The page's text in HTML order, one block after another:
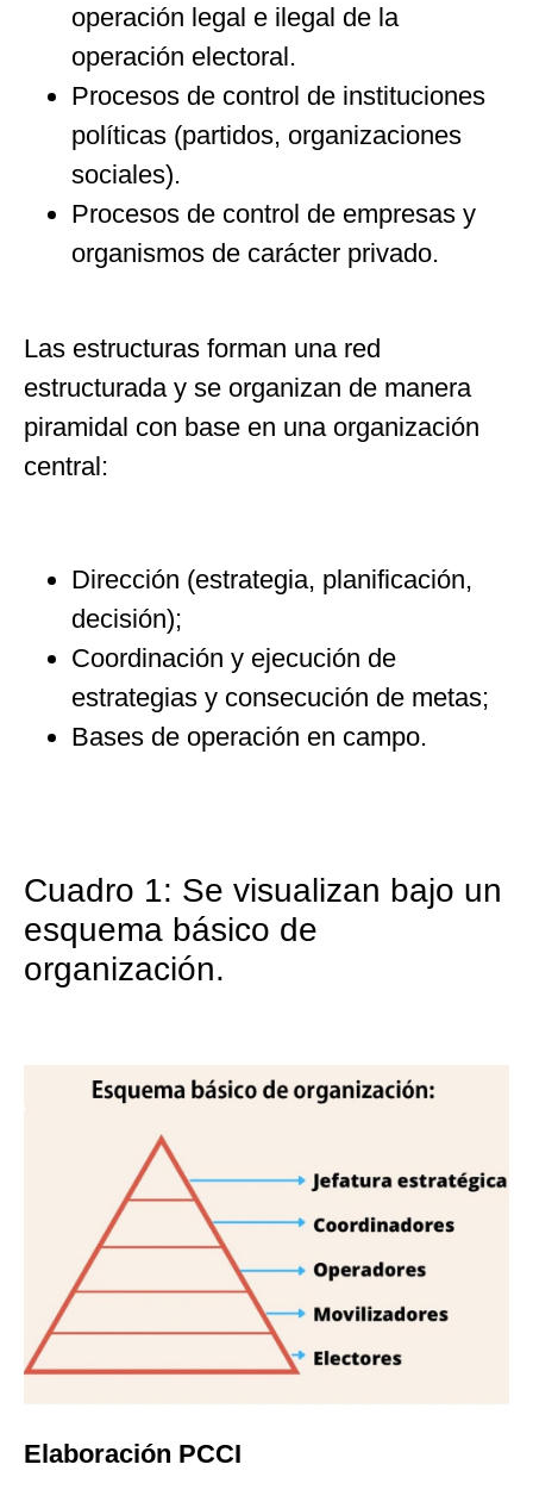
operación legal e ilegal de la
operación electoral.
Procesos de control de instituciones
políticas (partidos, organizaciones
sociales).
Procesos de control de empresas y
organismos de carácter privado.
Las estructuras forman una red
estructurada y se organizan de manera
piramidal con base en una organización
central:
Dirección (estrategia, planificación,
decisión);
Coordinación y ejecución de
estrategias y consecución de metas;
Bases de operación en campo.
Cuadro 1: Se visualizan bajo un
esquema básico de
organización.
Elaboración PCCI